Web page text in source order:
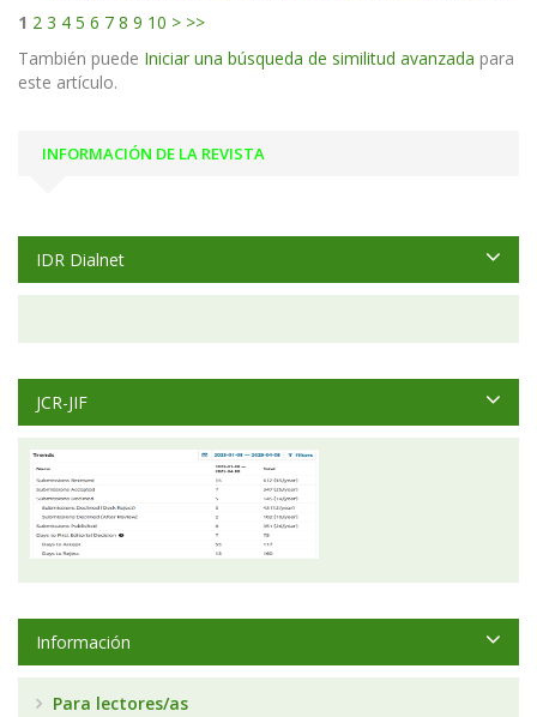
1 2 3 4 5 6 7 8 9 10 > >>
También puede Iniciar una búsqueda de similitud avanzada para
este artículo.
INFORMACIÓN DE LA REVISTA
IDR Dialnet
JCR-JIF
Información
Para lectores/as